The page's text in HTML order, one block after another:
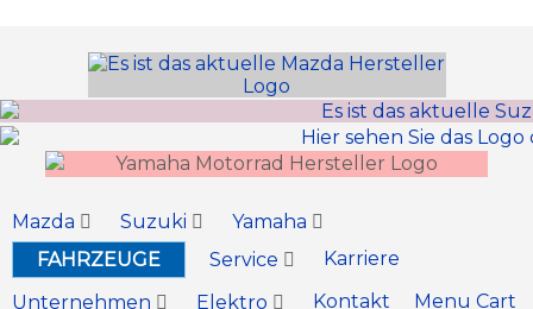
Mazda Suzuki
Yamaha
FAHRZEUGE
Service
Karriere
Unternehmen
Elektro Kontakt Menu Cart